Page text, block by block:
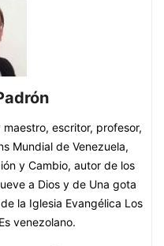
escritor, profesor,
Mundial de Venezuela,
y Cambio, autor de los
a Dios y de Una gota
la Iglesia Evangélica Los
venezolano.